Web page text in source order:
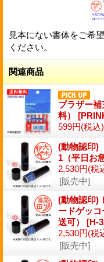
見本にない書体をご希
ください。
関連商品
ブラザー
料） [
599円(税込)
(動物認印)
1（平日お
2,530円(税
[販売中]
(動物認印)
ードゲッ
送可） [H-
2,530円(税
[販売中]